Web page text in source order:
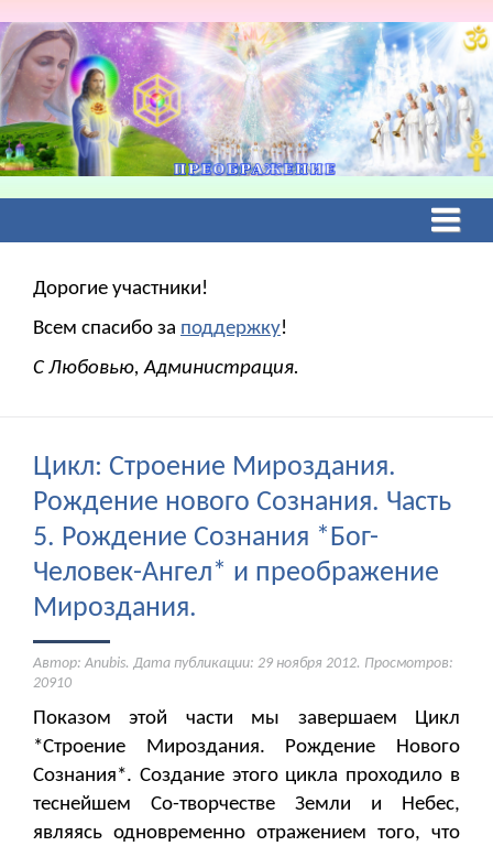
Дорогие участники!
Всем спасибо за поддержку!
С Любовью, Администрация.
Цикл: Строение Мироздания.
Рождение нового Сознания. Часть
5. Рождение Сознания *Бог-
Человек-Ангел* и преображение
Мироздания.
Автор: Anubis. Дата публикации: 29 ноября 2012. Просмотров:
20910
Показом этой части мы завершаем Цикл
*Строение Мироздания. Рождение Нового
Сознания*. Создание этого цикла проходило в
теснейшем Со-творчестве Земли и Небес,
являясь одновременно отражением того, что